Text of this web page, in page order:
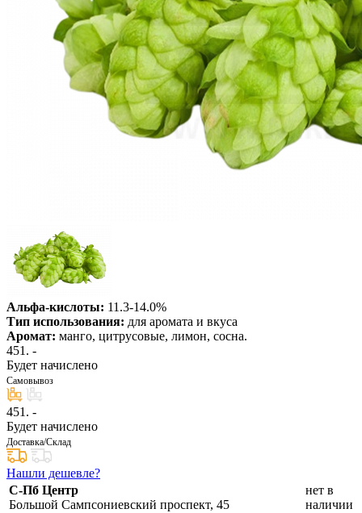
Альфа-кислоты: 11.3-14.0%
Тип использования: для аромата и вкуса
Аромат: манго, цитрусовые, лимон, сосна.
451 . -
Будет начислено
Самовывоз
451 . -
Будет начислено
Доставка/Склад
Нашли дешевле?
С-Пб Центр
Большой Сампсониевский проспект, 45
нет в
наличии